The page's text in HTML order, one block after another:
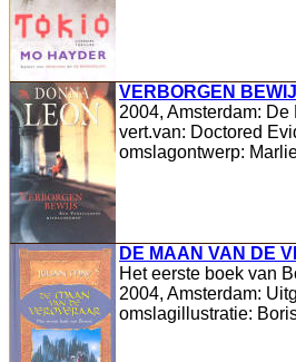
VERBORGEN
2004, Amsterdam:
vert.van: Doctored
omslagontwerp:
DE MAAN VAN DE
Het eerste boek van
2004, Amsterdam:
omslagillustratie: